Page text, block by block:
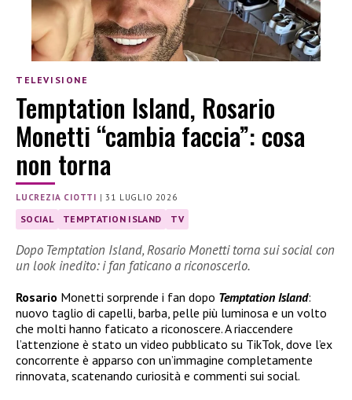
TELEVISIONE
Temptation Island, Rosario
Monetti “cambia faccia”: cosa
non torna
LUCREZIA CIOTTI |31 LUGLIO 2026
SOCIAL TEMPTATION ISLAND TV
Dopo Temptation Island, Rosario Monetti torna sui social con
un look inedito: i fan faticano a riconoscerlo.
Rosario Monetti sorprende i fan dopo Temptation Island:
nuovo taglio di capelli, barba, pelle più luminosa e un volto
che molti hanno faticato a riconoscere. A riaccendere
l’attenzione è stato un video pubblicato su TikTok, dove l’ex
concorrente è apparso con un’immagine completamente
rinnovata, scatenando curiosità e commenti sui social.